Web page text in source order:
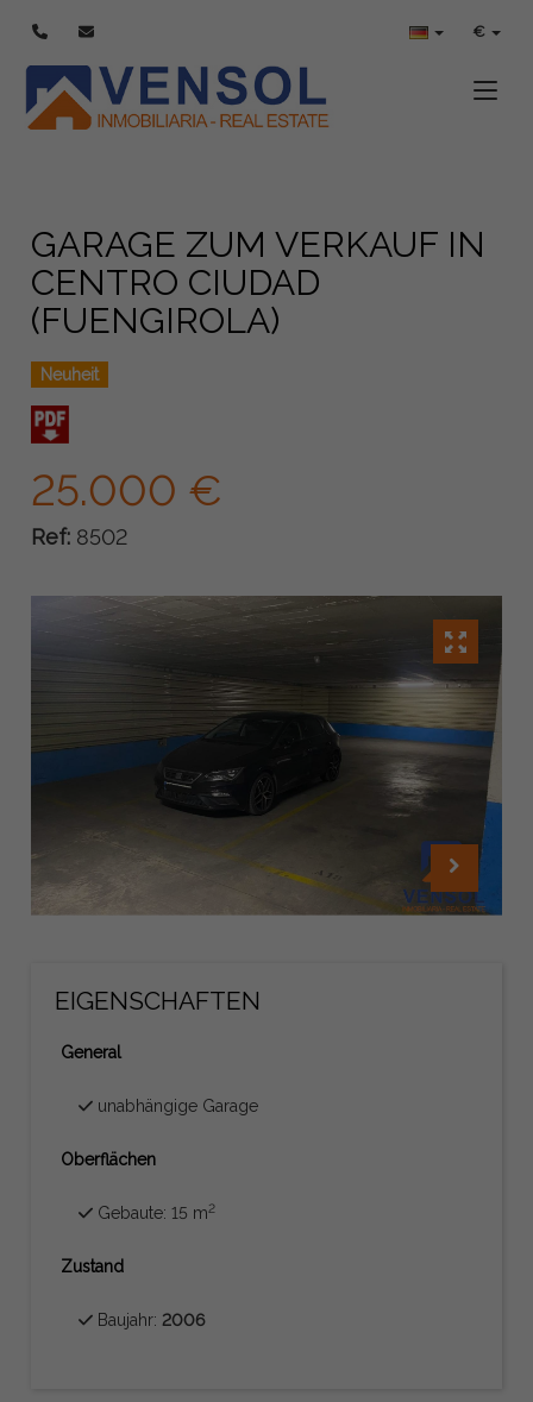
€
GARAGE ZUM VERKAUF IN
CENTRO CIUDAD
(FUENGIROLA)
Neuheit
25.000 €
Ref: 8502
EIGENSCHAFTEN
General
unabhängige Garage
Oberflächen
Gebaute: 15 m2
Zustand
Baujahr: 2006